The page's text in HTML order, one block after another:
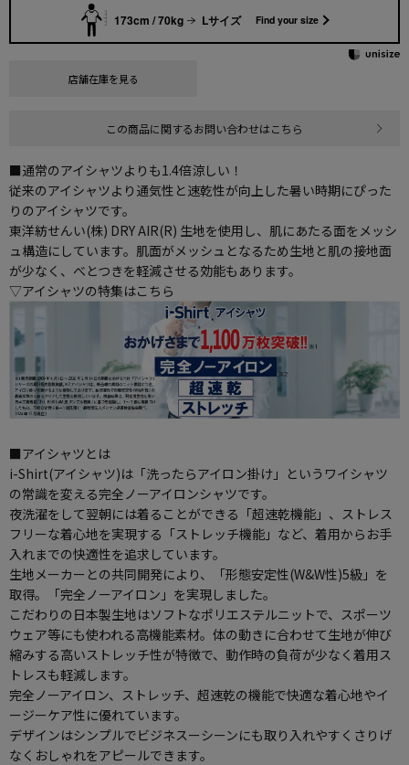
173cm / 70kg Lサイズ Find your size
店舗在庫を見る
この商品に関するお問い合わせはこちら
■通常のアイシャツよりも1.4倍涼しい！
従来のアイシャツより通気性と速乾性が向上した暑い時期にぴった
りのアイシャツです。
東洋紡せんい(株) DRY AIR(R) 生地を使用し、肌にあたる面をメッシ
ュ構造にしています。肌面がメッシュとなるため生地と肌の接地面
が少なく、べとつきを軽減させる効能もあります。
▽アイシャツの特集はこちら
■アイシャツとは
i-Shirt(アイシャツ)は「洗ったらアイロン掛け」というワイシャツ
の常識を変える完全ノーアイロンシャツです。
夜洗濯をして翌朝には着ることができる「超速乾機能」、ストレス
フリーな着心地を実現する「ストレッチ機能」など、着用からお手
入れまでの快適性を追求しています。
生地メーカーとの共同開発により、「形態安定性(W&W性)5級」を
取得。「完全ノーアイロン」を実現しました。
こだわりの日本製生地はソフトなポリエステルニットで、スポーツ
ウェア等にも使われる高機能素材。体の動きに合わせて生地が伸び
縮みする高いストレッチ性が特徴で、動作時の負荷が少なく着用ス
トレスも軽減します。
完全ノーアイロン、ストレッチ、超速乾の機能で快適な着心地やイ
ージーケア性に優れています。
デザインはシンプルでビジネスーシーンにも取り入れやすくさりげ
なくおしゃれをアピールできます。